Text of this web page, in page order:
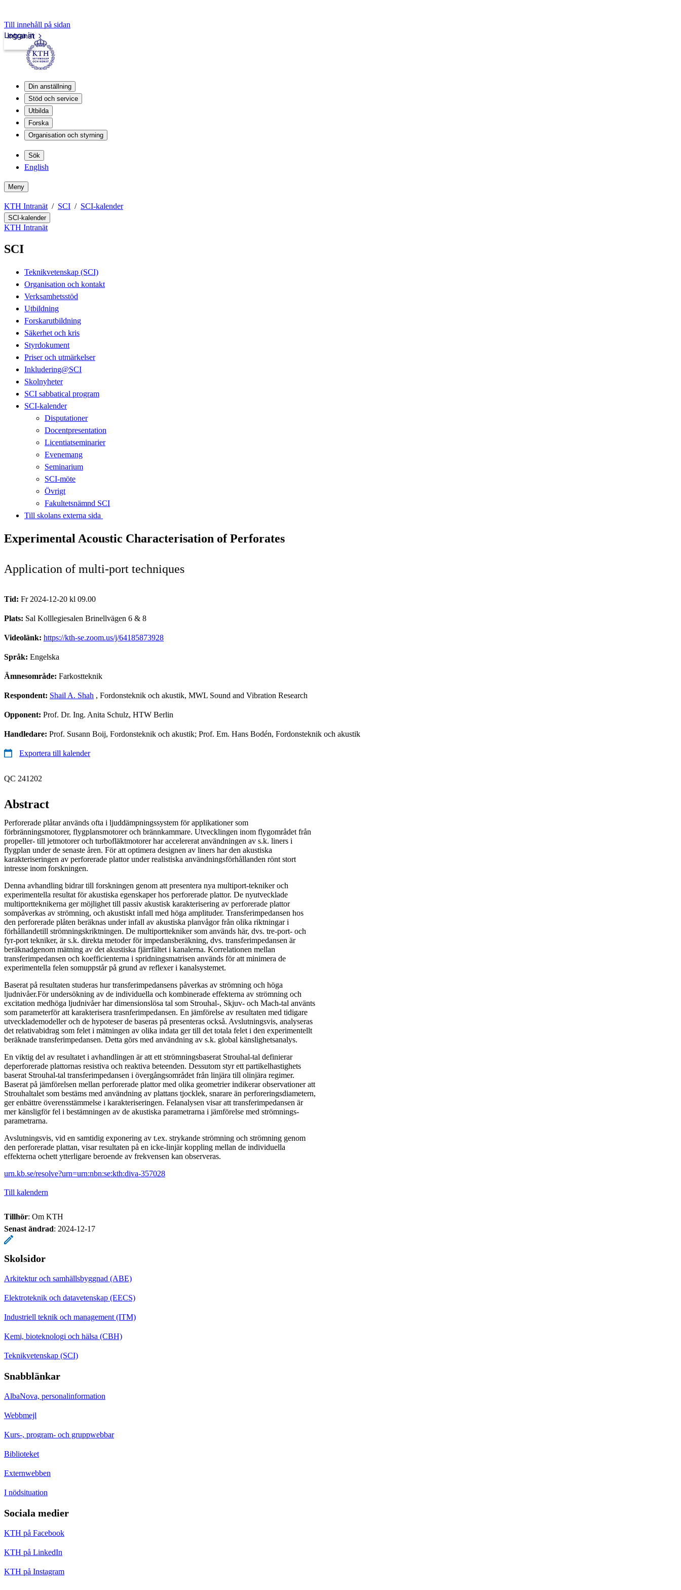
Till innehåll på sidan
Intranät
Logga in
Din anställning
Stöd och service
Utbilda
Forska
Organisation och styrning
Sök
English
Meny
KTH Intranät SCI SCI-kalender
SCI-kalender
KTH Intranät
SCI
Teknikvetenskap (SCI)
Organisation och kontakt
Verksamhetsstöd
Utbildning
Forskarutbildning
Säkerhet och kris
Styrdokument
Priser och utmärkelser
Inkludering@SCI
Skolnyheter
SCI sabbatical program
SCI-kalender
Disputationer
Docentpresentation
Licentiatseminarier
Evenemang
Seminarium
SCI-möte
Övrigt
Fakultetsnämnd SCI
Till skolans externa sida​​​​​​​
Experimental Acoustic Characterisation of Perforates
Application of multi-port techniques
Tid: Fr 2024-12-20 kl 09.00
Plats: Sal Kolllegiesalen Brinellvägen 6 & 8
Videolänk: https://kth-se.zoom.us/j/64185873928
Språk: Engelska
Ämnesområde: Farkostteknik
Respondent: Shail A. Shah , Fordonsteknik och akustik, MWL Sound and Vibration Research
Opponent: Prof. Dr. Ing. Anita Schulz, HTW Berlin
Handledare: Prof. Susann Boij, Fordonsteknik och akustik; Prof. Em. Hans Bodén, Fordonsteknik och akustik
Exportera till kalender
QC 241202
Abstract
Perforerade plåtar används ofta i ljuddämpningssystem för applikationer som
förbränningsmotorer, flygplansmotorer och brännkammare. Utvecklingen inom flygområdet från
propeller- till jetmotorer och turbofläktmotorer har accelererat användningen av s.k. liners i
flygplan under de senaste åren. För att optimera designen av liners har den akustiska
karakteriseringen av perforerade plattor under realistiska användningsförhållanden rönt stort
intresse inom forskningen.
Denna avhandling bidrar till forskningen genom att presentera nya multiport-tekniker och
experimentella resultat för akustiska egenskaper hos perforerade plattor. De nyutvecklade
multiportteknikerna ger möjlighet till passiv akustisk karakterisering av perforerade plattor
sompåverkas av strömning, och akustiskt infall med höga amplituder. Transferimpedansen hos
den perforerade plåten beräknas under infall av akustiska planvågor från olika riktningar i
förhållandetill strömningskriktningen. De multiporttekniker som används här, dvs. tre-port- och
fyr-port tekniker, är s.k. direkta metoder för impedansberäkning, dvs. transferimpedansen är
beräknadgenom mätning av det akustiska fjärrfältet i kanalerna. Korrelationen mellan
transferimpedansen och koefficienterna i spridningsmatrisen används för att minimera de
experimentella felen somuppstår på grund av reflexer i kanalsystemet.
Baserat på resultaten studeras hur transferimpedansens påverkas av strömning och höga
ljudnivåer.För undersökning av de individuella och kombinerade effekterna av strömning och
excitation medhöga ljudnivåer har dimensionslösa tal som Strouhal-, Skjuv- och Mach-tal använts
som parameterför att karakterisera trasnferimpedansen. En jämförelse av resultaten med tidigare
utvecklademodeller och de hypoteser de baseras på presenteras också. Avslutningsvis, analyseras
det relativabidrag som felet i mätningen av olika indata ger till det totala felet i den experimentellt
beräknade transferimpedansen. Detta görs med användning av s.k. global känslighetsanalys.
En viktig del av resultatet i avhandlingen är att ett strömningsbaserat Strouhal-tal definierar
deperforerade plattornas resistiva och reaktiva beteenden. Dessutom styr ett partikelhastighets
baserat Strouhal-tal transferimpedansen i övergångsområdet från linjära till olinjära regimer.
Baserat på jämförelsen mellan perforerade plattor med olika geometrier indikerar observationer att
Strouhaltalet som bestäms med användning av plattans tjocklek, snarare än perforeringsdiametern,
ger enbättre överensstämmelse i karakteriseringen. Felanalysen visar att transferimpedansen är
mer känsligför fel i bestämningen av de akustiska parametrarna i jämförelse med strömnings-
parametrarna.
Avslutningsvis, vid en samtidig exponering av t.ex. strykande strömning och strömning genom
den perforerade plattan, visar resultaten på en icke-linjär koppling mellan de individuella
effekterna ochett ytterligare beroende av frekvensen kan observeras.
urn.kb.se/resolve?urn=urn:nbn:se:kth:diva-357028
Till kalendern
Tillhör: Om KTH
Senast ändrad: 2024-12-17
Skolsidor
Arkitektur och samhällsbyggnad (ABE)
Elektroteknik och datavetenskap (EECS)
Industriell teknik och management (ITM)
Kemi, bioteknologi och hälsa (CBH)
Teknikvetenskap (SCI)
Snabblänkar
AlbaNova, personalinformation
Webbmejl
Kurs-, program- och gruppwebbar
Biblioteket
Externwebben
I nödsituation
Sociala medier
KTH på Facebook
KTH på LinkedIn
KTH på Instagram